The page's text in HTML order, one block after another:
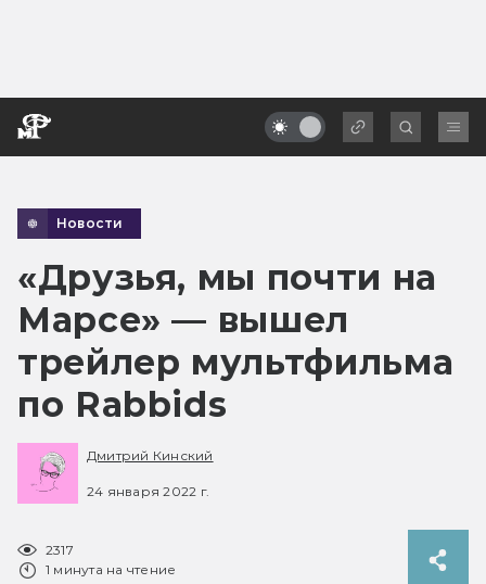
Новости
«Друзья, мы почти на
Марсе» — вышел
трейлер мультфильма
по Rabbids
Дмитрий Кинский
24 января 2022 г.
2317
1 минута на чтение